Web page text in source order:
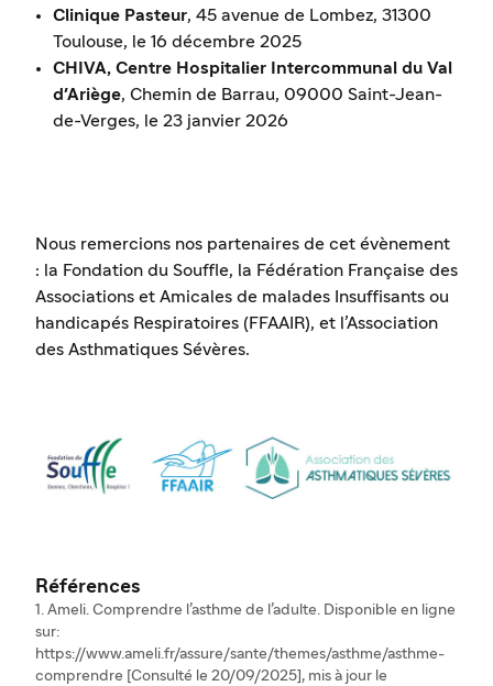
Clinique Pasteur, 45 avenue de Lombez, 31300
Toulouse, le 16 décembre 2025
CHIVA, Centre Hospitalier Intercommunal du Val
d'Ariège, Chemin de Barrau, 09000 Saint-Jean-
de-Verges, le 23 janvier 2026
Nous remercions nos partenaires de cet évènement
: la Fondation du Souffle, la Fédération Française des
Associations et Amicales de malades Insuffisants ou
handicapés Respiratoires (FFAAIR), et l’Association
des Asthmatiques Sévères.
Références
1. Ameli. Comprendre l’asthme de l’adulte. Disponible en ligne
sur:
https://www.ameli.fr/assure/sante/themes/asthme/asthme-
comprendre [Consulté le 20/09/2025], mis à jour le